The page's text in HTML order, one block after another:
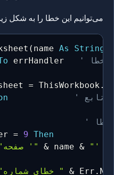
می‌توانیم این خطا را به شکل
( name As String
errHandler
= ThisWorkbook .
خطا
= 9 Then
"صفحه '" & name &
"خطای شماره " & Err .